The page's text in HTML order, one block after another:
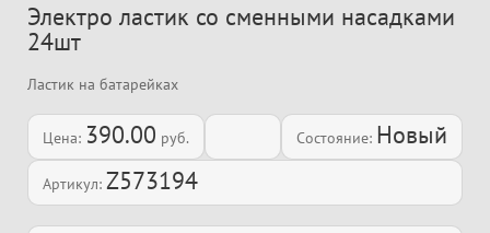
Электро ластик со сменными насадками
24шт
Ластик на батарейках
Цена: 390.00 руб. Состояние: Новый
Артикул: Z573194